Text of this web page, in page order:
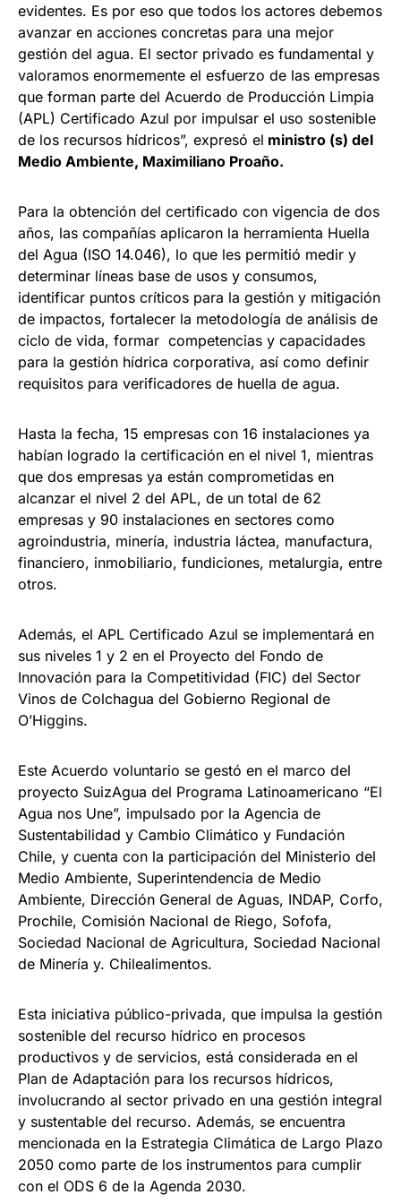
evidentes. Es por eso que todos los actores debemos
avanzar en acciones concretas para una mejor
gestión del agua. El sector privado es fundamental y
valoramos enormemente el esfuerzo de las empresas
que forman parte del Acuerdo de Producción Limpia
(APL) Certificado Azul por impulsar el uso sostenible
de los recursos hídricos”, expresó el ministro (s) del
Medio Ambiente, Maximiliano Proaño.
Para la obtención del certificado con vigencia de dos
años, las compañías aplicaron la herramienta Huella
del Agua (ISO 14.046), lo que les permitió medir y
determinar líneas base de usos y consumos,
identificar puntos críticos para la gestión y mitigación
de impactos, fortalecer la metodología de análisis de
ciclo de vida, formar competencias y capacidades
para la gestión hídrica corporativa, así como definir
requisitos para verificadores de huella de agua.
Hasta la fecha, 15 empresas con 16 instalaciones ya
habían logrado la certificación en el nivel 1, mientras
que dos empresas ya están comprometidas en
alcanzar el nivel 2 del APL, de un total de 62
empresas y 90 instalaciones en sectores como
agroindustria, minería, industria láctea, manufactura,
financiero, inmobiliario, fundiciones, metalurgia, entre
otros.
Además, el APL Certificado Azul se implementará en
sus niveles 1 y 2 en el Proyecto del Fondo de
Innovación para la Competitividad (FIC) del Sector
Vinos de Colchagua del Gobierno Regional de
O’Higgins.
Este Acuerdo voluntario se gestó en el marco del
proyecto SuizAgua del Programa Latinoamericano “El
Agua nos Une”, impulsado por la Agencia de
Sustentabilidad y Cambio Climático y Fundación
Chile, y cuenta con la participación del Ministerio del
Medio Ambiente, Superintendencia de Medio
Ambiente, Dirección General de Aguas, INDAP, Corfo,
Prochile, Comisión Nacional de Riego, Sofofa,
Sociedad Nacional de Agricultura, Sociedad Nacional
de Minería y. Chilealimentos.
Esta iniciativa público-privada, que impulsa la gestión
sostenible del recurso hídrico en procesos
productivos y de servicios, está considerada en el
Plan de Adaptación para los recursos hídricos,
involucrando al sector privado en una gestión integral
y sustentable del recurso. Además, se encuentra
mencionada en la Estrategia Climática de Largo Plazo
2050 como parte de los instrumentos para cumplir
con el ODS 6 de la Agenda 2030.